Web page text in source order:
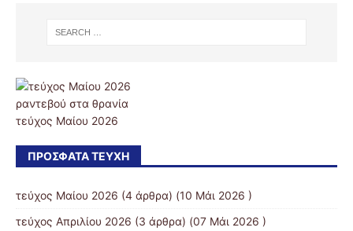
ραντεβού στα θρανία
τεύχος Μαίου 2026
ΠΡΌΣΦΑΤΑ ΤΕΎΧΗ
τεύχος Μαίου 2026 (4 άρθρα) (10 Μάι 2026 )
τεύχος Απριλίου 2026 (3 άρθρα) (07 Μάι 2026 )